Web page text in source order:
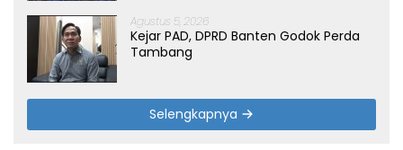
Agustus 5, 2026
Kejar PAD, DPRD Banten Godok Perda
Tambang
Selengkapnya